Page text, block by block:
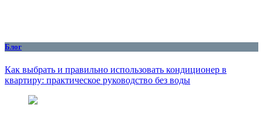
Блог
Как выбрать и правильно использовать кондиционер в
квартиру: практическое руководство без воды